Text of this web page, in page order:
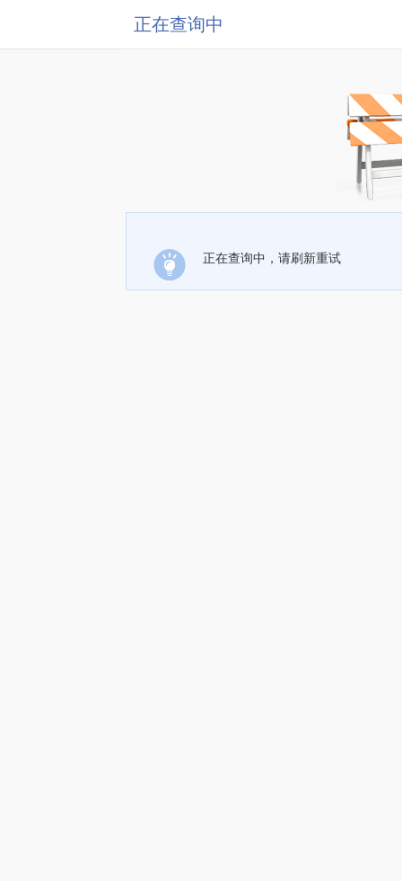
正在查询中
正在查询中，请刷新重试